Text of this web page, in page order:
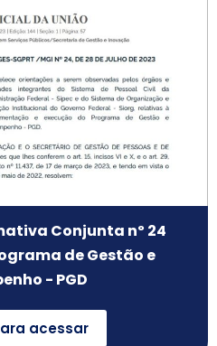
Conjunta nº 24
de Gestão e
- PGD
acessar